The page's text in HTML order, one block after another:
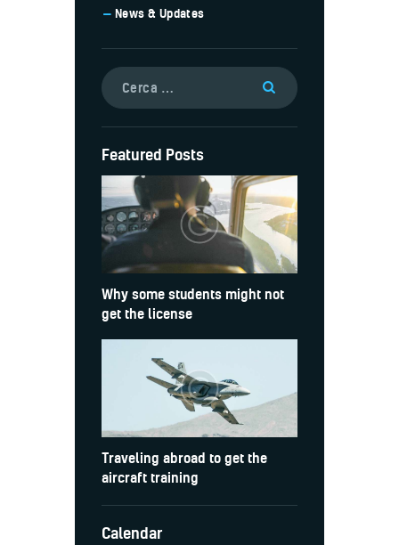
News & Updates
Ricerca
per:
Featured Posts
Why some students might not
get the license
Traveling abroad to get the
aircraft training
Calendar